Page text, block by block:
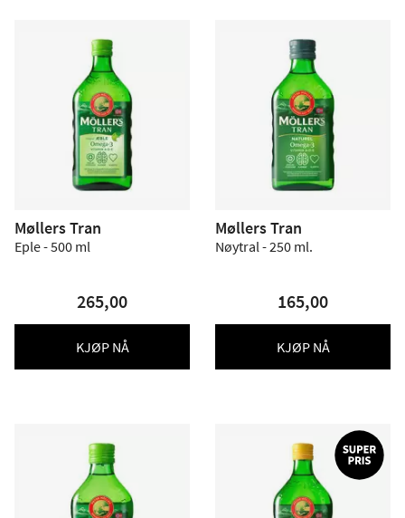
Møllers Tran
Eple - 500 ml
265,00
KJØP NÅ
Møllers Tran
Nøytral - 250 ml.
165,00
KJØP NÅ